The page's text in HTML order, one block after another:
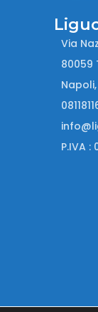
Via
80059
P.IVA :